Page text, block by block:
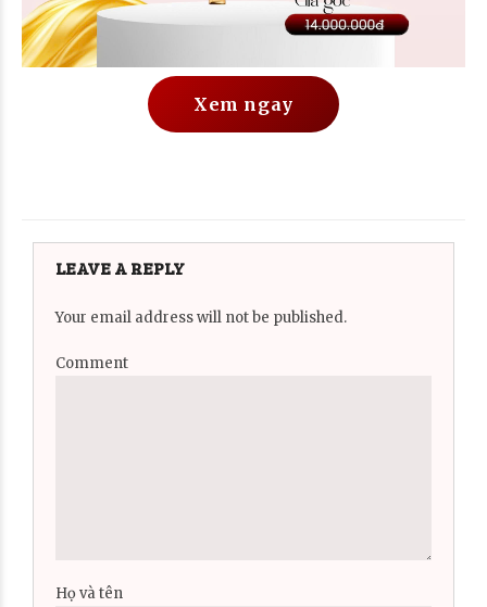
Xem ngay
LEAVE A REPLY
Your email address will not be published.
Comment
Họ và tên